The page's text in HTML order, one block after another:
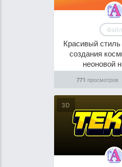
Файл
Красивый
создания
неоновой
771 просмотров
3D